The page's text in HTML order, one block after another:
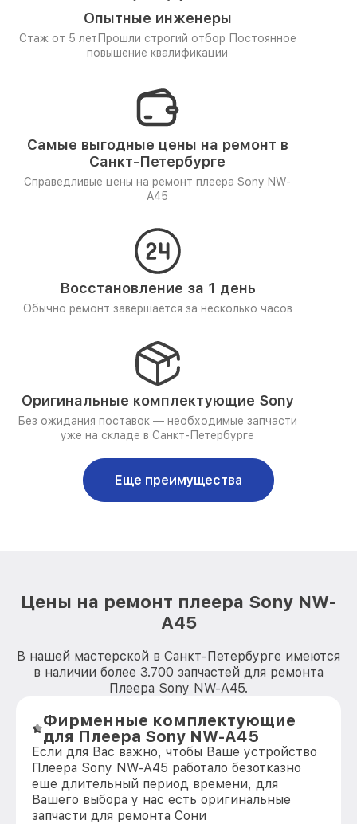
Опытные инженеры
Стаж от 5 лет Прошли строгий отбор Постоянное
повышение квалификации
Самые выгодные цены на ремонт в
Санкт-Петербурге
Справедливые цены на ремонт плеера Sony NW-
A45
Восстановление за 1 день
Обычно ремонт завершается за несколько часов
Оригинальные комплектующие Sony
Без ожидания поставок — необходимые запчасти
уже на складе в Санкт-Петербурге
Еще преимущества
Цены на ремонт плеера Sony NW-
A45
В нашей мастерской в Санкт-Петербурге имеются
в наличии более 3.700 запчастей для ремонта
Плеера Sony NW-A45.
Фирменные комплектующие
для Плеера Sony NW-A45
Если для Вас важно, чтобы Ваше устройство
Плеера Sony NW-A45 работало безотказно
еще длительный период времени, для
Вашего выбора у нас есть оригинальные
запчасти для ремонта Сони